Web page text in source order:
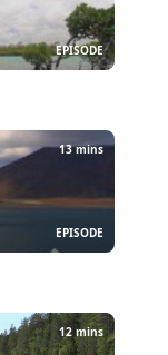
EPISODE
13 mins
EPISODE
12 mins